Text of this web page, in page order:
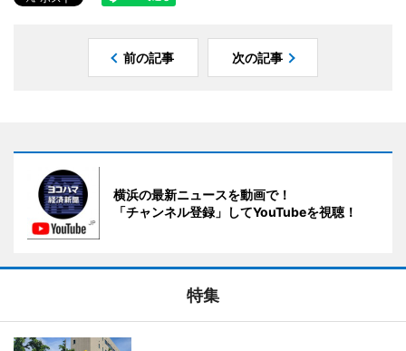
前の記事 次の記事
横浜の最新ニュースを動画で！
「チャンネル登録」してYouTubeを視聴！
特集